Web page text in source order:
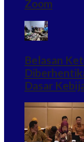
Zoom
Belasan
Dasar